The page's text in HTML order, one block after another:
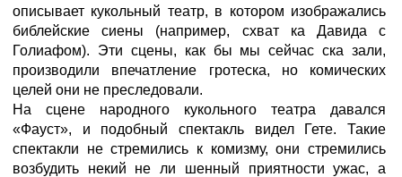
описывает кукольный театр, в котором изображались
библейские сиены (например, схват ка Давида с
Голиафом). Эти сцены, как бы мы сейчас ска зали,
производили впечатление гротеска, но комических
целей они не преследовали.
На сцене народного кукольного театра давался
«Фауст», и подобный спектакль видел Гете. Такие
спектакли не стремились к комизму, они стремились
возбудить некий не ли шенный приятности ужас, а